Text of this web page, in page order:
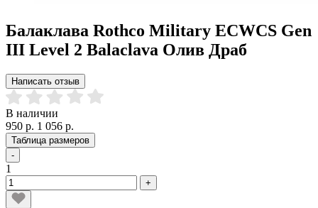
Балаклава Rothco Military ECWCS Gen
III Level 2 Balaclava Олив Драб
Написать отзыв
В наличии
950 р. 1 056 р.
Таблица размеров
-
1
+